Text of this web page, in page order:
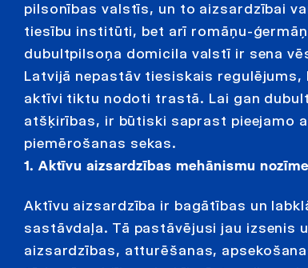
pilsonības valstīs, un to aizsardzībai
tiesību institūti, bet arī romāņu-
dubultpilsoņa domicila valstī ir sena
Latvijā nepastāv tiesiskais
aktīvi tiktu nodoti trastā. Lai gan
atšķirības, ir būtiski saprast pieejamo
piemērošanas sekas.
1. Aktīvu aizsardzības mehānismu nozīme
Aktīvu aizsardzība ir bagātības un
sastāvdaļa. Tā pastāvējusi jau izsenis
aizsardzības, atturēšanas,